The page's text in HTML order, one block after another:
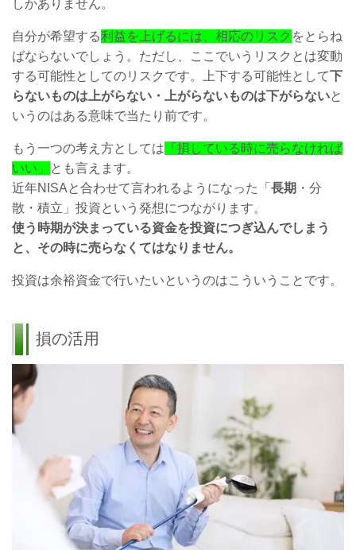
しかありません。
自分が希望する利益を上げるには、相応のリスク をとらね
ばならないでしょう。ただし、ここでいうリスクとは変動
する可能性としてのリスクです。上下する可能性として下
らないものは上がらない・上がらないものは下がらないと
いうのはある意味で当たり前です。
もう一つの考え方としては 「損している時に売らなければ
いい」
とも言えます。
近年NISAと合わせて言われるようになった「 長期 ・分
散・積立」投資という発想につながります。
使う時期が決まっている資金を投資につぎ込んでしまう
と、その時に売らなくてはなりません。
投資は余裕資金で行いたいというのはこういうことです。
損の活用